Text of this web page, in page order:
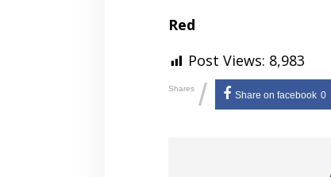
Red
Post Views: 8,983
Shares / Share on facebook 0